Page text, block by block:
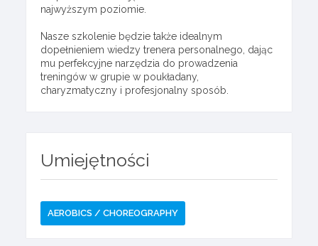
najwyższym poziomie.
Nasze szkolenie będzie także idealnym
dopełnieniem wiedzy trenera personalnego, dając
mu perfekcyjne narzędzia do prowadzenia
treningów w grupie w poukładany,
charyzmatyczny i profesjonalny sposób.
Umiejętności
AEROBICS / CHOREOGRAPHY